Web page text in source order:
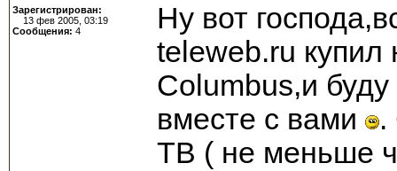
Зарегистрирован:
13 фев 2005, 03:19
Сообщения: 4
Ну вот
teleweb.ru купил
Columbus,и
вместе с вами
.
ТВ ( не меньше